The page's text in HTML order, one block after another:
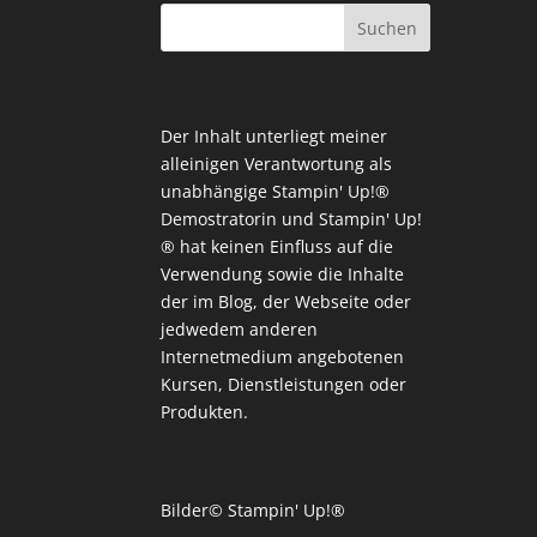
Der Inhalt unterliegt meiner
alleinigen Verantwortung als
unabhängige Stampin' Up!®
Demostratorin und Stampin' Up!
® hat keinen Einfluss auf die
Verwendung sowie die Inhalte
der im Blog, der Webseite oder
jedwedem anderen
Internetmedium angebotenen
Kursen, Dienstleistungen oder
Produkten.
Bilder© Stampin' Up!®